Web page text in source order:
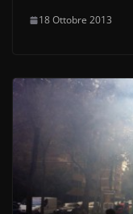
18 Ottobre 2013